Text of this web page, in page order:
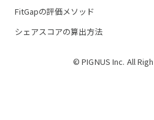
FitGapの評価メソッド
シェアスコアの算出方法
© PIGNUS Inc. All